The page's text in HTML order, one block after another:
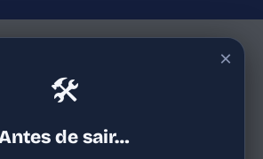
×
🛠
de sair…
em
SaaS B2B brasileiro de